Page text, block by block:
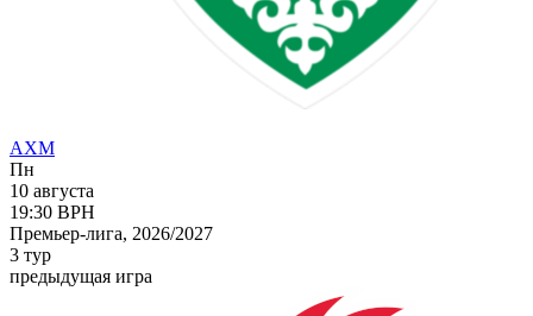
АХМ
Пн
10 августа
19:30 ВРН
Премьер-лига, 2026/2027
3 тур
предыдущая игра